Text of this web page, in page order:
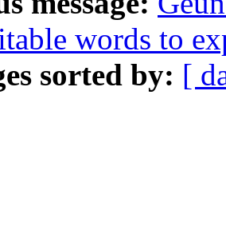
words to
sorted by: [